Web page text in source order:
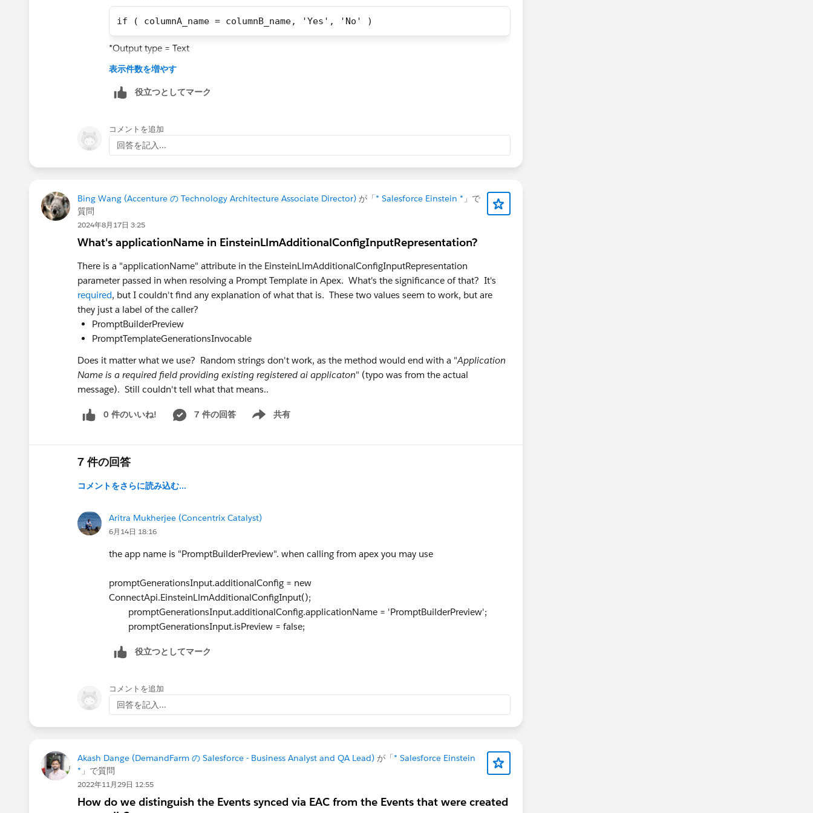
if ( columnA_name = columnB_name, 'Yes', 'No' )
*Output type = Text
This did NOT work,
    then 'Yes',
    when columnA_name != columnB_name,
end
*Output type = Text
表示件数を増やす
役立つとしてマーク
コメントを追加
回答を記入...
Bing Wang (Accenture の Technology Architecture Associate Director) が「* Salesforce Einstein * 」で
質問
2024年8月17日 3:25
What's applicationName in EinsteinLlmAdditionalConfigInputRepresentation?
There is a "applicationName" attribute in the EinsteinLlmAdditionalConfigInputRepresentation
parameter passed in when resolving a Prompt Template in Apex. What's the significance of that? It's
required, but I couldn't find any explanation of what that is. These two values seem to work, but are
they just a label of the caller?
PromptBuilderPreview
PromptTemplateGenerationsInvocable
Does it matter what we use? Random strings don't work, as the method would end with a "Application
Name is a required field providing existing registered ai applicaton" (typo was from the actual
message). Still couldn't tell what that means..
0 件のいいね! 7 件の回答 共有
Show menu
7 件の回答
コメントをさらに読み込む...
Aritra Mukherjee (Concentrix Catalyst)
6月14日 18:16
the app name is "PromptBuilderPreview". when calling from apex you may use
promptGenerationsInput.additionalConfig = new
ConnectApi.EinsteinLlmAdditionalConfigInput();
promptGenerationsInput.additionalConfig.applicationName = 'PromptBuilderPreview';
promptGenerationsInput.isPreview = false;
役立つとしてマーク
コメントを追加
回答を記入...
Akash Dange (DemandFarm の Salesforce - Business Analyst and QA Lead) が「* Salesforce Einstein
* 」で質問
2022年11月29日 12:55
How do we distinguish the Events synced via EAC from the Events that were created